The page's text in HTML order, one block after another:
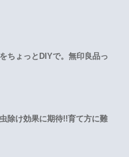
ちょっとDIYで。無印良品っ
除け効果に期待!!育て方に難